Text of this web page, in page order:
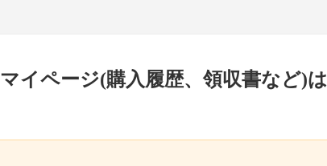
マイページ(購入履歴、領収書など)は